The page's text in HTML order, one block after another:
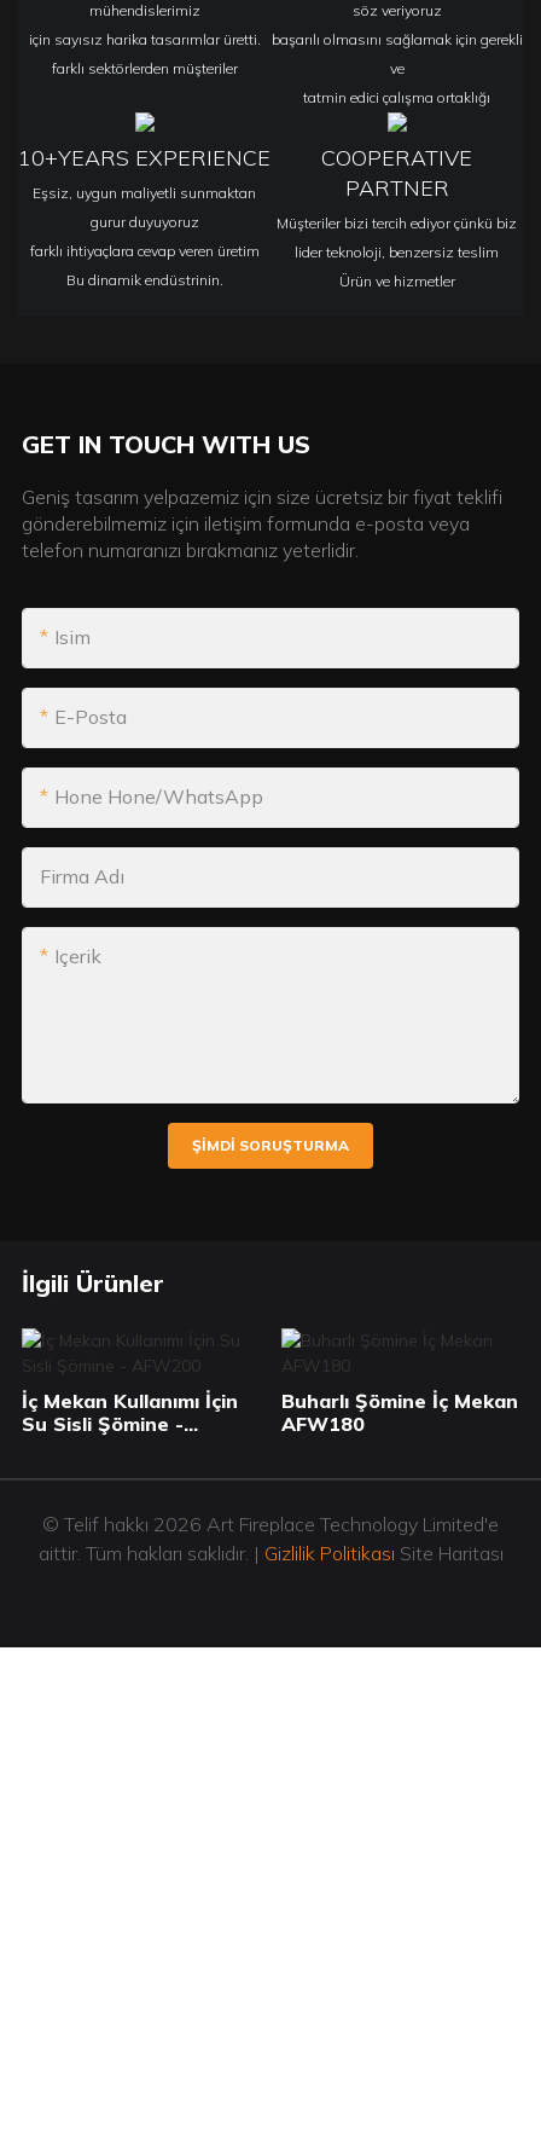
mühendislerimiz
için sayısız harika tasarımlar üretti.
farklı sektörlerden müşteriler
söz veriyoruz
başarılı olmasını sağlamak için gerekli
ve
tatmin edici çalışma ortaklığı
10+YEARS EXPERIENCE
Eşsiz, uygun maliyetli sunmaktan
gurur duyuyoruz
farklı ihtiyaçlara cevap veren üretim
Bu dinamik endüstrinin.
COOPERATIVE
PARTNER
Müşteriler bizi tercih ediyor çünkü biz
lider teknoloji, benzersiz teslim
Ürün ve hizmetler
GET IN TOUCH WITH US
Geniş tasarım yelpazemiz için size ücretsiz bir fiyat teklifi
gönderebilmemiz için iletişim formunda e-posta veya
telefon numaranızı bırakmanız yeterlidir.
Isim
E-Posta
Hone Hone/WhatsApp
Firma Adı
Içerik
ŞIMDI SORUŞTURMA
İlgili Ürünler
İç Mekan Kullanımı İçin
Su Sisli Şömine -
Buharlı Şömine İç Mekan
AFW180
© Telif hakkı 2026 Art Fireplace Technology Limited'e
aittir. Tüm hakları saklıdır. | Gizlilik Politikası Site Haritası